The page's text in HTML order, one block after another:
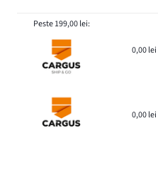
Peste 199,00 lei:
0,00 lei
0,00 lei